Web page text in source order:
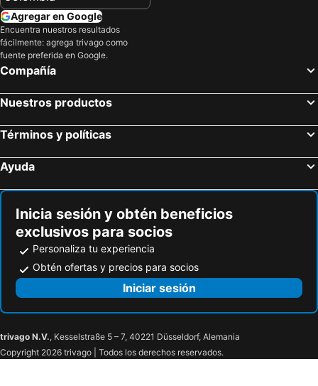
Agregar en Google
Encuentra nuestros resultados
fácilmente: agrega trivago como
fuente preferida en Google.
Compañía
Nuestros productos
Términos y políticas
Ayuda
Inicia sesión y obtén beneficios
exclusivos para socios
Personaliza tu experiencia
Obtén ofertas y precios para socios
Iniciar sesión
trivago N.V., Kesselstraße 5 – 7, 40221 Düsseldorf, Alemania
Copyright 2026 trivago | Todos los derechos reservados.